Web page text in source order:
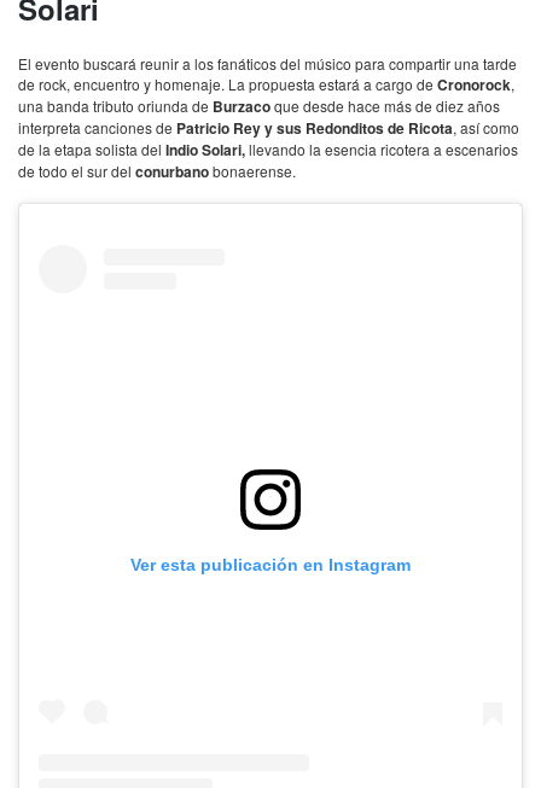
Solari
El evento buscará reunir a los fanáticos del músico para compartir una tarde
de rock, encuentro y homenaje. La propuesta estará a cargo de Cronorock,
una banda tributo oriunda de Burzacoque desde hace más de diez años
interpreta canciones de Patricio Rey y sus Redonditos de Ricota, así como
de la etapa solista del Indio Solari,llevando la esencia ricotera a escenarios
de todo el sur del conurbanobonaerense.
Ver esta publicación en Instagram